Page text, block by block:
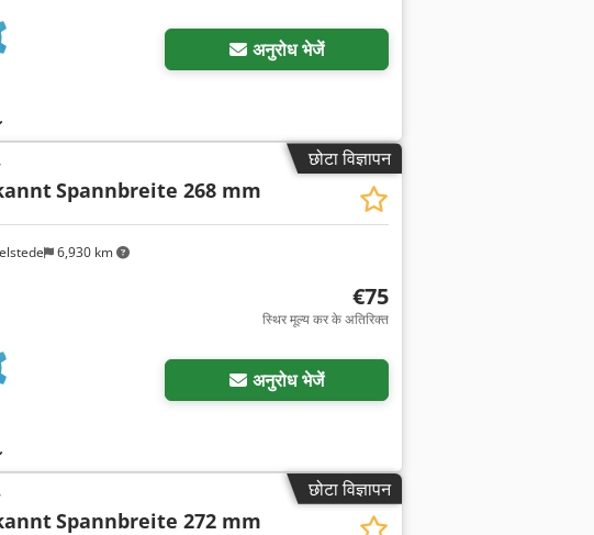
अनुरोध भेजें
छोटा विज्ञापन
6,930 km
Spannbreite 268 mm
€75
स्थिर मूल्य कर के अतिरिक्त
अनुरोध भेजें
छोटा विज्ञापन
Spannbreite 272 mm